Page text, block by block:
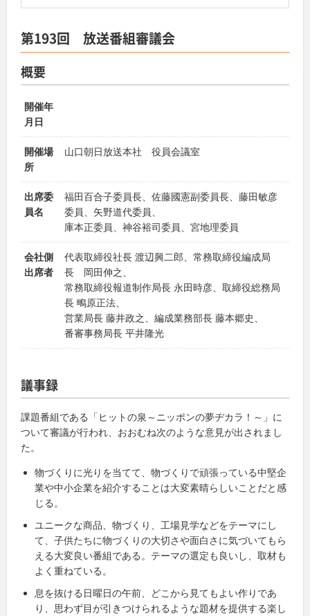
第193回 放送番組審議会
概要
開催年
月日
開催場
所
山口朝日放送本社 役員会議室
出席委
員名
福田百合子委員長、佐藤國憲副委員長、藤田敏彦
委員、矢野道代委員、
庫本正委員、神谷裕司委員、宮地理委員
会社側
出席者
代表取締役社長 渡辺興二郎、常務取締役編成局
長 岡田伸之、
常務取締役報道制作局長 永田時彦、取締役総務局
長 鴫原正法、
営業局長 藤井政之、編成業務部長 藤本郷史、
番審事務局長 平井隆光
議事録
課題番組である「ヒットの泉～ニッポンの夢ヂカラ！～」に
ついて審議が行われ、おおむね次のような意見が出されまし
た。
物づくりに光りを当てて、物づくりで頑張っている中堅企
業や中小企業を紹介することは大変素晴らしいことだと感
じる。
ユニークな商品、物づくり、工場見学などをテーマにし
て、子供たちに物づくりの大切さや面白さに気づいてもら
える大変良い番組である。テーマの選定も良いし、取材も
よく重ねている。
息を抜ける日曜日の午前、どこから見てもよい作りであ
り、思わず目が引きつけられるような題材を提供する楽し